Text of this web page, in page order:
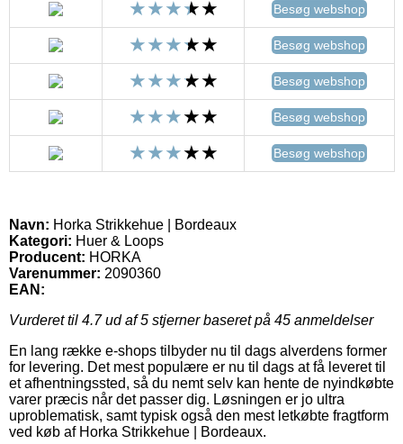
Besøg webshop
Besøg webshop
Besøg webshop
Besøg webshop
Besøg webshop
Navn: Horka Strikkehue | Bordeaux
Kategori: Huer & Loops
Producent: HORKA
Varenummer: 2090360
EAN:
Vurderet til 4.7ud af 5 stjerner baseret på 45 anmeldelser
En lang række e-shops tilbyder nu til dags alverdens former
for levering. Det mest populære er nu til dags at få leveret til
et afhentningssted, så du nemt selv kan hente de nyindkøbte
varer præcis når det passer dig. Løsningen er jo ultra
uproblematisk, samt typisk også den mest letkøbte fragtform
ved køb af Horka Strikkehue | Bordeaux.